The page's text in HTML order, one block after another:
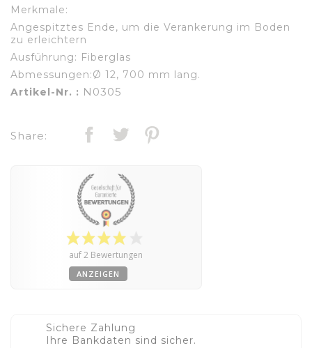
Merkmale:
Angespitztes Ende, um die Verankerung im Boden
zu erleichtern
Ausführung: Fiberglas
Abmessungen:Ø 12, 700 mm lang.
Artikel-Nr. : N0305
Share:
auf 2 Bewertungen
ANZEIGEN
Sichere Zahlung
Ihre Bankdaten sind sicher.